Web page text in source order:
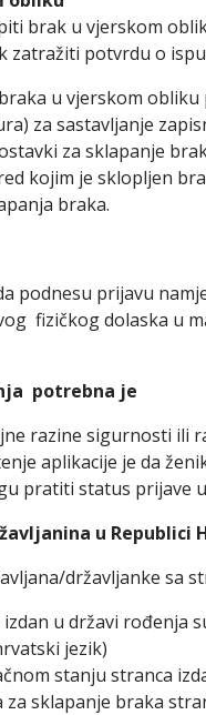
brak u vjerskom
zatražiti potvrdu o
u vjerskom obliku
za sastavljanje
za sklapanje
kojim je sklopljen
braka.
podnesu prijavu
fizičkog dolaska u
potrebna je
razine sigurnosti
aplikacije je da
pratiti status prijave
u Republici
državljanke sa
u državi rođenja
jezik)
stanju stranca
za sklapanje braka